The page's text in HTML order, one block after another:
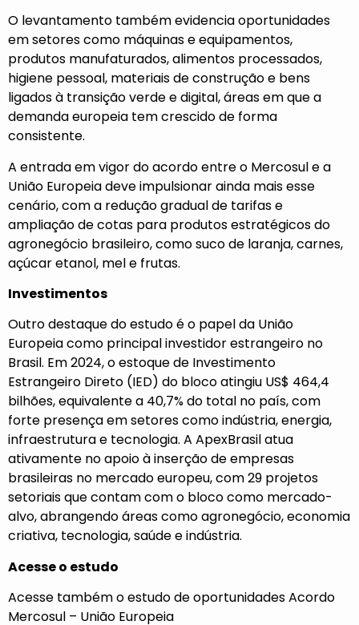
O levantamento também evidencia oportunidades
em setores como máquinas e equipamentos,
produtos manufaturados, alimentos processados,
higiene pessoal, materiais de construção e bens
ligados à transição verde e digital, áreas em que a
demanda europeia tem crescido de forma
consistente.
A entrada em vigor do acordo entre o Mercosul e a
União Europeia deve impulsionar ainda mais esse
cenário, com a redução gradual de tarifas e
ampliação de cotas para produtos estratégicos do
agronegócio brasileiro, como suco de laranja, carnes,
açúcar etanol, mel e frutas.
Investimentos
Outro destaque do estudo é o papel da União
Europeia como principal investidor estrangeiro no
Brasil. Em 2024, o estoque de Investimento
Estrangeiro Direto (IED) do bloco atingiu US$ 464,4
bilhões, equivalente a 40,7% do total no país, com
forte presença em setores como indústria, energia,
infraestrutura e tecnologia. A ApexBrasil atua
ativamente no apoio à inserção de empresas
brasileiras no mercado europeu, com 29 projetos
setoriais que contam com o bloco como mercado-
alvo, abrangendo áreas como agronegócio, economia
criativa, tecnologia, saúde e indústria.
Acesse o estudo
Acesse tambémo estudo de oportunidades Acordo
Mercosul – União Europeia